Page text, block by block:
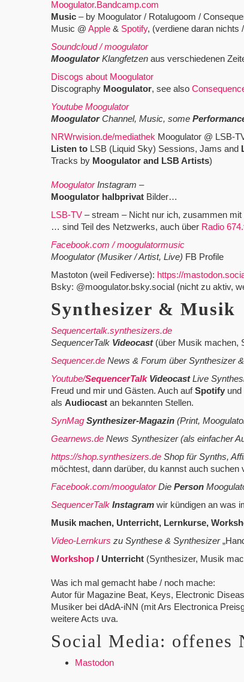
Moogulator.Bandcamp.com
Music– by Moogulator / Rotalugoom /
Music @ Apple& Spotify, (verdiene daran nichts
Soundcloud / moogulator
MoogulatorKlangfetzenaus verschiedenen
Discogs about Moogulator
Discography Moogulator, see also
Youtube Moogulator
MoogulatorChannel, Music, some
NRWrwision.de/mediathek Moogulator @ LSB-
Listen toLSB (Liquid Sky) Sessions, Jams and
Tracks by Moogulator and LSB Artists)
Moogulator Instagram –
Moogulator halbprivatBilder…
LSB-TV– stream – Nicht nur ich, zusammen
… sind Teil des Netzwerks, auch über Radio
Facebook.com / moogulatormusic
Moogulator (Musiker / Artist, Live) FB Profile
Mastoton (weil Fediverse): https://
Bsky: @moogulator.bsky.social (nicht zu aktiv,
Synthesizer & Musik
Sequencertalk.synthesizers.de
SequencerTalk Videocast(über Musik machen,
Sequencer.deNews & Forum über Synthesizer
Youtube/SequencerTalk Videocast Live
Freud und mir und Gästen. Auch aufSpotifyund
als Audiocastan bekannten Stellen.
SynMag Synthesizer-Magazin(Print,
Gearnews.deNews Synthesizer (als einfacher
https://shop.synthesizers.deShop für Synths,
möchtest, dann darüber, du kannst auch
Facebook.com/moogulatorDie Person
SequencerTalk Instagramwir kündigen an was
Musik machen, Unterricht, Lernkurse,
Video-Lernkurs zu Synthese & Synthesizer
Workshop/ Unterricht(Synthesizer, Musik
Was ich mal gemacht habe / noch mache:
Autor für Magazine Beat, Keys, Electronic
Musiker bei dAdA-iNN (mit Ars Electronica
weitere Acts uva.
Social Media: offenes
Mastodon